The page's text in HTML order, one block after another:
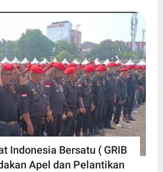
Indonesia Bersatu ( GRIB
Apel dan Pelantikan